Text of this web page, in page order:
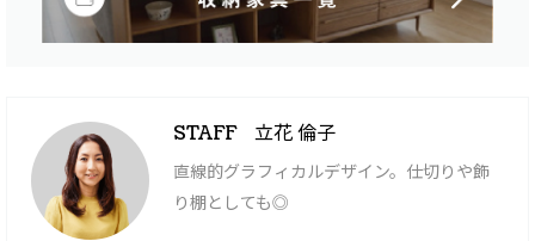
STAFF 立花 倫子
直線的グラフィカルデザイン。仕切りや飾
り棚としても◎